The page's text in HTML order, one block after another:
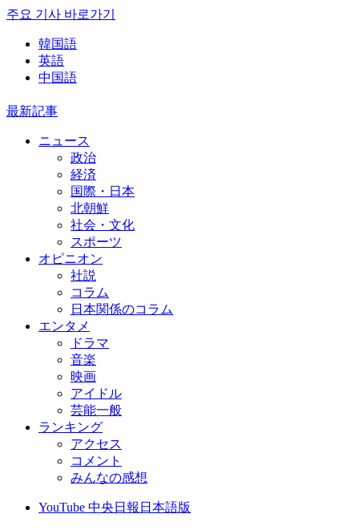
주요 기사 바로가기
韓国語
英語
中国語
最新記事
ニュース
政治
経済
国際・日本
北朝鮮
社会・文化
スポーツ
オピニオン
社説
コラム
日本関係のコラム
エンタメ
ドラマ
音楽
映画
アイドル
芸能一般
ランキング
アクセス
コメント
みんなの感想
YouTube 中央日報日本語版